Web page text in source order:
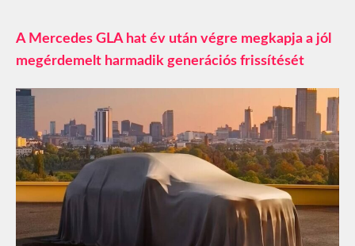
A Mercedes GLA hat év után végre megkapja a jól
megérdemelt harmadik generációs frissítését